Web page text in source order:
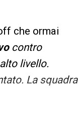
che ormai
contro
livello.
La squadra